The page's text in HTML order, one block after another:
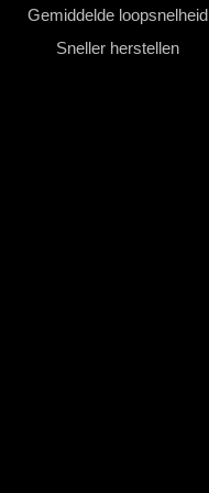
Gemiddelde loopsnelheid
Sneller herstellen
Hardlopen